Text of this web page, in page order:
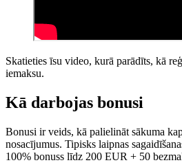
Skatieties īsu video, kurā parādīts, kā
iemaksu.
Kā darbojas bonusi
Bonusi ir veids, kā palielināt sākuma
nosacījumus. Tipisks laipnas
100% bonuss līdz 200 EUR + 50